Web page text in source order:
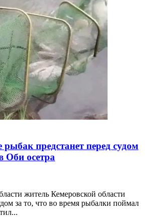
предстанет перед судом
Оби осетра
житель Кемеровской области
за то, что во время рыбалки поймал